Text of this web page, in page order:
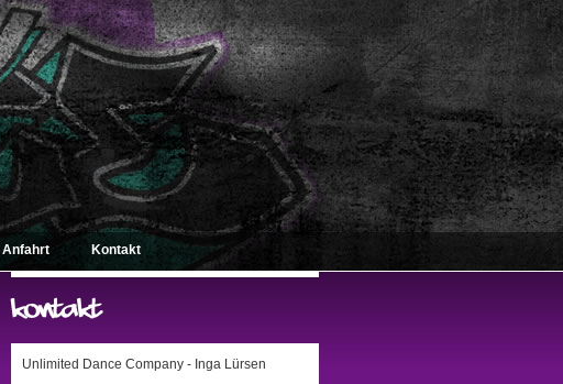
Anfahrt Kontakt
Unlimited Dance Company - Inga Lürsen